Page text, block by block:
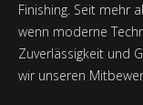
Finishing. Seit mehr
wenn moderne
Zuverlässigkeit und
wir unseren